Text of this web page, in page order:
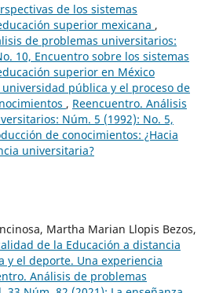
de los sistemas
superior mexicana ,
de problemas universitarios:
10, Encuentro sobre los sistemas
superior en México
universidad pública y el proceso de
, Reencuentro. Análisis
Núm. 5 (1992): No. 5,
de conocimientos: ¿Hacia
universitaria?
Martha Marian Llopis Bezos,
de la Educación a distancia
y el deporte. Una experiencia
Análisis de problemas